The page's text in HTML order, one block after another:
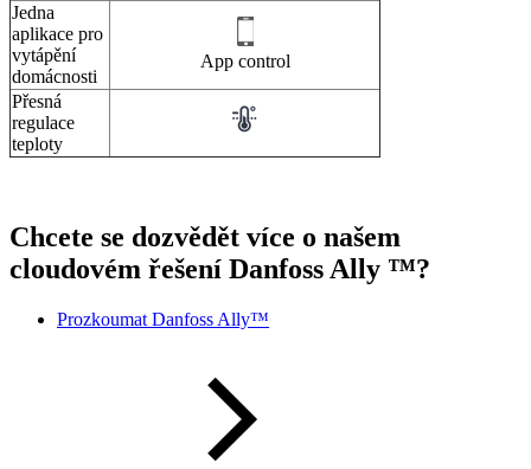
Jedna
aplikace pro
vytápění
domácnosti
App control
Přesná
regulace
teploty
Chcete se dozvědět více o našem
cloudovém řešení Danfoss Ally ™?
Prozkoumat Danfoss Ally™